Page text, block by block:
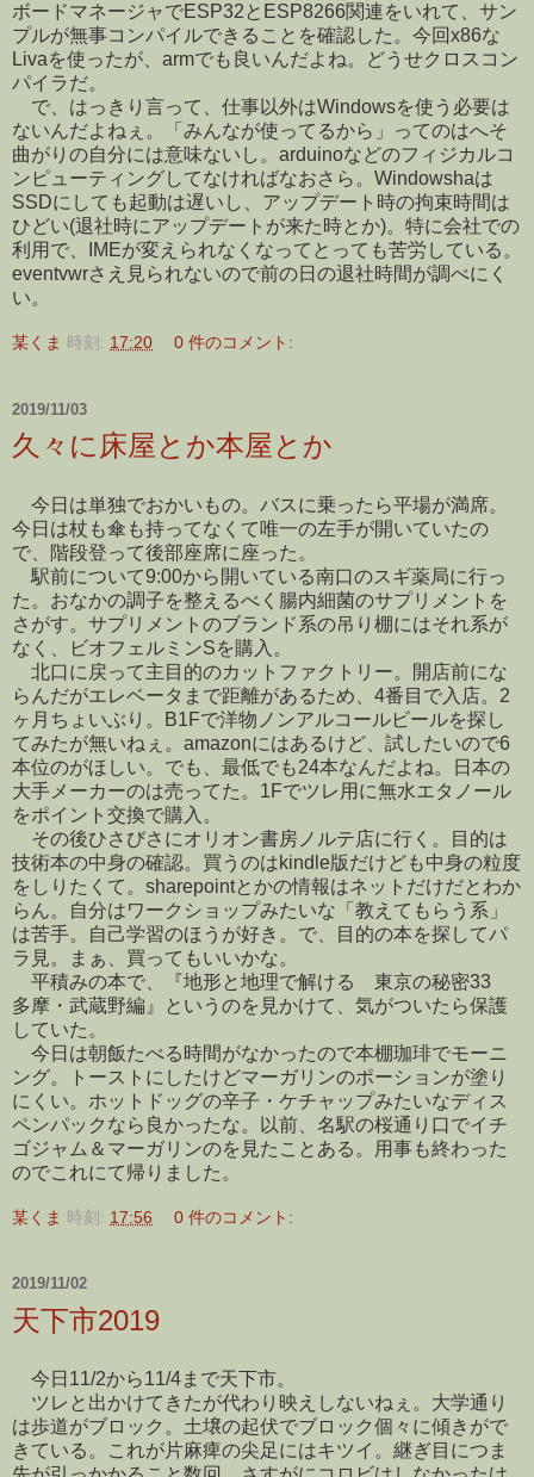
ボードマネージャでESP32とESP8266関連をいれて、サン
プルが無事コンパイルできることを確認した。今回x86な
Livaを使ったが、armでも良いんだよね。どうせクロスコン
パイラだ。
で、はっきり言って、仕事以外はWindowsを使う必要は
ないんだよねぇ。「みんなが使ってるから」ってのはへそ
曲がりの自分には意味ないし。arduinoなどのフィジカルコ
ンピューティングしてなければなおさら。Windowshaは
SSDにしても起動は遅いし、アップデート時の拘束時間は
ひどい(退社時にアップデートが来た時とか)。特に会社での
利用で、IMEが変えられなくなってとっても苦労している。
eventvwrさえ見られないので前の日の退社時間が調べにく
い。
某くま 時刻: 17:20 0 件のコメント:
2019/11/03
久々に床屋とか本屋とか
今日は単独でおかいもの。バスに乗ったら平場が満席。
今日は杖も傘も持ってなくて唯一の左手が開いていたの
で、階段登って後部座席に座った。
駅前について9:00から開いている南口のスギ薬局に行っ
た。おなかの調子を整えるべく腸内細菌のサプリメントを
さがす。サプリメントのブランド系の吊り棚にはそれ系が
なく、ビオフェルミンSを購入。
北口に戻って主目的のカットファクトリー。開店前にな
らんだがエレベータまで距離があるため、4番目で入店。2
ヶ月ちょいぶり。B1Fで洋物ノンアルコールビールを探し
てみたが無いねぇ。amazonにはあるけど、試したいので6
本位のがほしい。でも、最低でも24本なんだよね。日本の
大手メーカーのは売ってた。1Fでツレ用に無水エタノール
をポイント交換で購入。
その後ひさびさにオリオン書房ノルテ店に行く。目的は
技術本の中身の確認。買うのはkindle版だけども中身の粒度
をしりたくて。sharepointとかの情報はネットだけだとわか
らん。自分はワークショップみたいな「教えてもらう系」
は苦手。自己学習のほうが好き。で、目的の本を探してパ
ラ見。まぁ、買ってもいいかな。
平積みの本で、『地形と地理で解ける 東京の秘密33
多摩・武蔵野編』というのを見かけて、気がついたら保護
していた。
今日は朝飯たべる時間がなかったので本棚珈琲でモーニ
ング。トーストにしたけどマーガリンのポーションが塗り
にくい。ホットドッグの辛子・ケチャップみたいなディス
ペンパックなら良かったな。以前、名駅の桜通り口でイチ
ゴジャム＆マーガリンのを見たことある。用事も終わった
のでこれにて帰りました。
某くま 時刻: 17:56 0 件のコメント:
2019/11/02
天下市2019
今日11/2から11/4まで天下市。
ツレと出かけてきたが代わり映えしないねぇ。大学通り
は歩道がブロック。土壌の起伏でブロック個々に傾きがで
きている。これが片麻痺の尖足にはキツイ。継ぎ目につま